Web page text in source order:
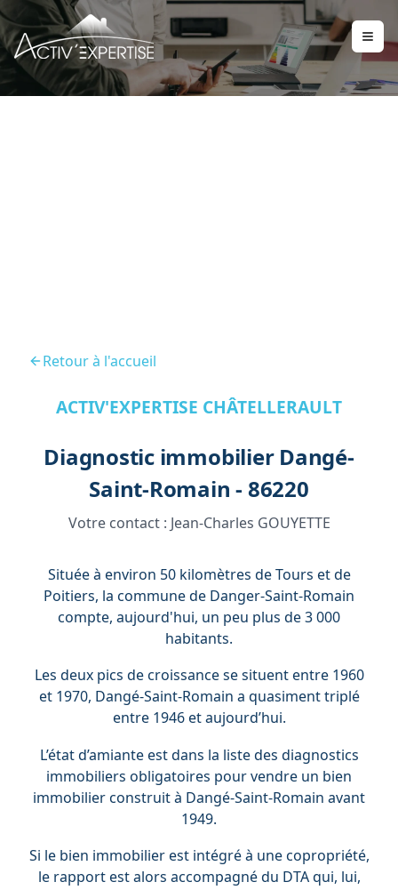
Retour à l'accueil
ACTIV'EXPERTISE CHÂTELLERAULT
Diagnostic immobilier Dangé-
Saint-Romain - 86220
Votre contact : Jean-Charles GOUYETTE
Située à environ 50 kilomètres de Tours et de
Poitiers, la commune de Danger-Saint-Romain
compte, aujourd'hui, un peu plus de 3 000
habitants.
Les deux pics de croissance se situent entre 1960
et 1970, Dangé-Saint-Romain a quasiment triplé
entre 1946 et aujourd’hui.
L’état d’amiante est dans la liste des diagnostics
immobiliers obligatoires pour vendre un bien
immobilier construit à Dangé-Saint-Romain avant
1949.
Si le bien immobilier est intégré à une copropriété,
le rapport est alors accompagné du DTA qui, lui,